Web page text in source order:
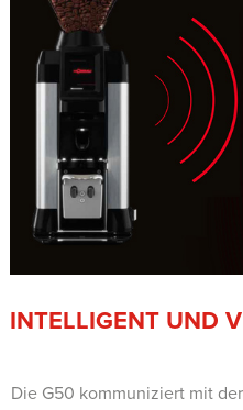
INTELLIGENT UND
Die G50 kommuniziert mit